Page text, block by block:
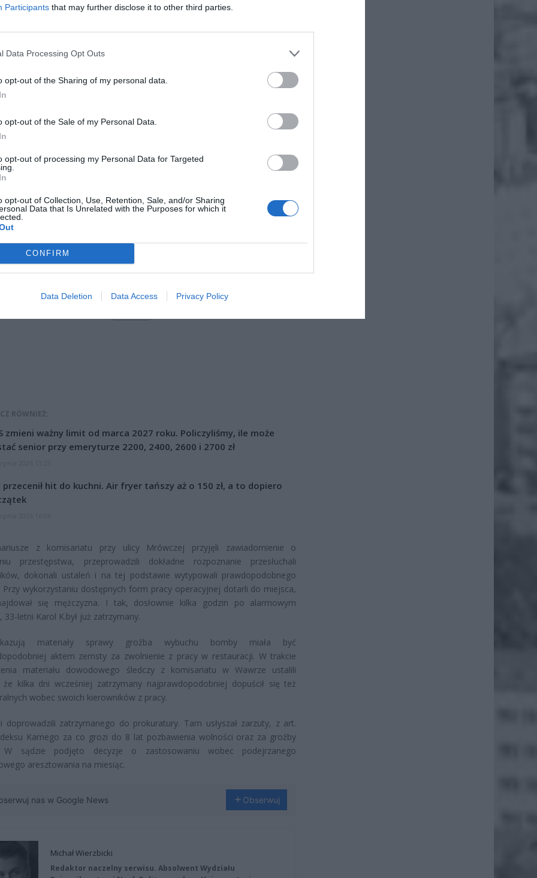
Participants that may further disclose it to other third parties.
Data Processing Opt Outs
opt-out of the Sharing of my personal data.
opt-out of the Sale of my Personal Data.
opt-out of processing my Personal Data for Targeted
opt-out of Collection, Use, Retention, Sale, and/or Sharing
Data that Is Unrelated with the Purposes for which it
CONFIRM
Data Deletion Data Access Privacy Policy
alarmowy zatelefonował mężczyzna, który zagroził wybuchem bomby w
na terenie Wawra.
na miejscu natychmiast podjęli policjanci wspólnie z innymi służbami.
osoby znajdujące się w lokalu zostały ewakuowane. Wykonano niezbędne
ad
RÓWNIEŻ:
zmieni ważny limit od marca 2027 roku. Policzyliśmy, ile może
senior przy emeryturze 2200, 2400, 2600 i 2700 zł
przecenił hit do kuchni. Air fryer tańszy aż o 150 zł, a to dopiero
z komisariatu przy ulicy Mrówczej przyjęli zawiadomienie o
przestępstwa, przeprowadzili dokładne rozpoznanie przesłuchali
dokonali ustaleń i na tej podstawie wytypowali prawdopodobnego
Przy wykorzystaniu dostępnych form pracy operacyjnej dotarli do miejsca,
się mężczyzna. I tak, dosłownie kilka godzin po alarmowym
33-letni Karol K.był już zatrzymany.
materiały sprawy groźba wybuchu bomby miała być
aktem zemsty za zwolnienie z pracy w restauracji. W trakcie
materiału dowodowego śledczy z komisariatu w Wawrze ustalili
że kilka dni wcześniej zatrzymany najprawdopodobniej dopuścił się też
wobec swoich kierowników z pracy.
doprowadzili zatrzymanego do prokuratury. Tam usłyszał zarzuty, z art.
Karnego za co grozi do 8 lat pozbawienia wolności oraz za groźby
W sądzie podjęto decyzje o zastosowaniu wobec podejrzanego
aresztowania na miesiąc.
nas w Google News Obserwuj
Michał Wierzbicki
Redaktor naczelny serwisu. Absolwent Wydziału